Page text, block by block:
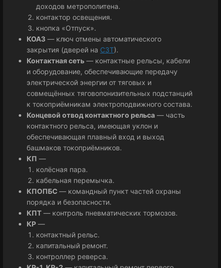
доходов метрополитена.
контактор освещения.
кнопка «Отпуск».
КОАЗ — ключ отмены автоматического
закрытия (дверей на СЗТ).
Контактная сеть — контактные рельсы, кабели
и оборудование, обеспечивающие передачу
электрической энергии от тяговых и
совмещённых тяговопонизительных подстанций
к токоприёмникам электроподвижного состава.
Концевой отвод контактного рельса — часть
контактного рельса, имеющая уклон и
обеспечивающая плавный вход и выход
башмаков токоприёмников.
КП —
колёсная пара.
кабельная перемычка.
КПОПБС — командный пункт частей охраны
порядка и безопасности.
КПТ — контроль пневматических тормозов.
КР —
контактный рельс.
капитальный ремонт.
контроллер реверса.